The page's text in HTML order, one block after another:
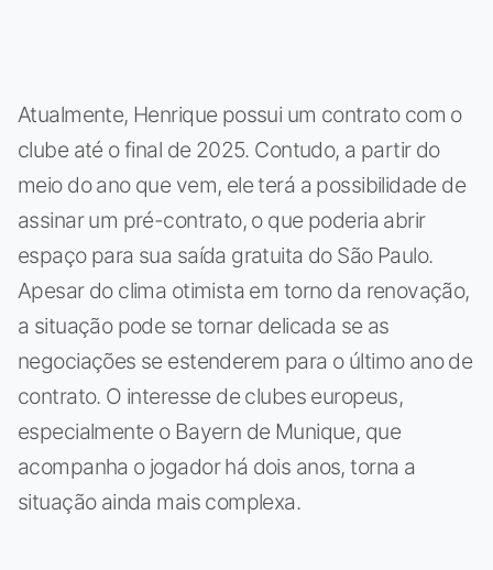
Atualmente, Henrique possui um contrato com o
clube até o final de 2025. Contudo, a partir do
meio do ano que vem, ele terá a possibilidade de
assinar um pré-contrato, o que poderia abrir
espaço para sua saída gratuita do São Paulo.
Apesar do clima otimista em torno da renovação,
a situação pode se tornar delicada se as
negociações se estenderem para o último ano de
contrato. O interesse de clubes europeus,
especialmente o Bayern de Munique, que
acompanha o jogador há dois anos, torna a
situação ainda mais complexa.